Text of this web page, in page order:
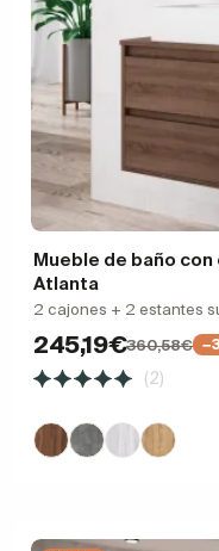
Mueble de baño
Atlanta
2 cajones + 2 estantes
245,19€360,58€
(2)